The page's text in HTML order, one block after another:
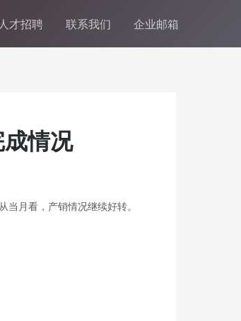
人才招聘 联系我们 企业邮箱
情况
当月看，产销情况继续好转。